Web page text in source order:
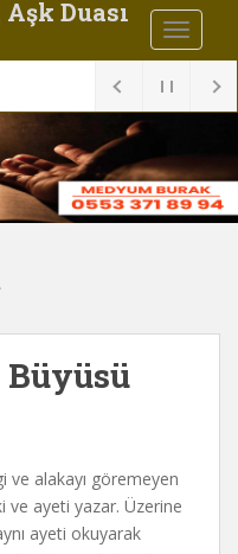
Duası
ve alakayı göremeyen
ve ayeti yazar. Üzerine
ayeti okuyarak